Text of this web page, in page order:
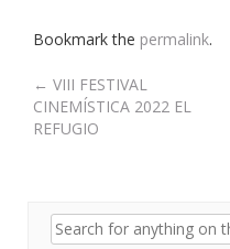
Bookmark the permalink.
Post
navigation
← VIII FESTIVAL
CINEMÍSTICA 2022 EL
REFUGIO
Search